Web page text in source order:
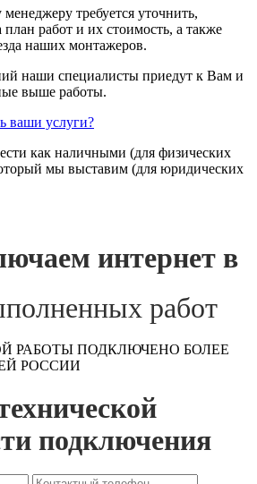
требуется уточнить,
план работ и их стоимость, а также
наших монтажеров.
наши специалисты приедут к Вам и
выше работы.
ваши услуги?
как наличными (для физических
мы выставим (для юридических
интернет в
работ
РАБОТЫ ПОДКЛЮЧЕНО БОЛЕЕ
РОССИИ
подключения